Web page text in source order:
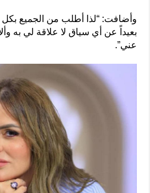
وأضافت: “لذا أطلب من الجميع بكل
بعيداً عن أي سياق لا علاقة لي به
عني”.